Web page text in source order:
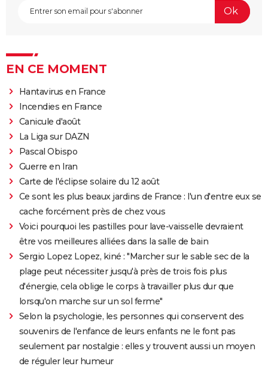
EN CE MOMENT
Hantavirus en France
Incendies en France
Canicule d'août
La Liga sur DAZN
Pascal Obispo
Guerre en Iran
Carte de l'éclipse solaire du 12 août
Ce sont les plus beaux jardins de France : l'un d'entre eux se
cache forcément près de chez vous
Voici pourquoi les pastilles pour lave-vaisselle devraient
être vos meilleures alliées dans la salle de bain
Sergio Lopez Lopez, kiné : "Marcher sur le sable sec de la
plage peut nécessiter jusqu'à près de trois fois plus
d'énergie, cela oblige le corps à travailler plus dur que
lorsqu'on marche sur un sol ferme"
Selon la psychologie, les personnes qui conservent des
souvenirs de l'enfance de leurs enfants ne le font pas
seulement par nostalgie : elles y trouvent aussi un moyen
de réguler leur humeur